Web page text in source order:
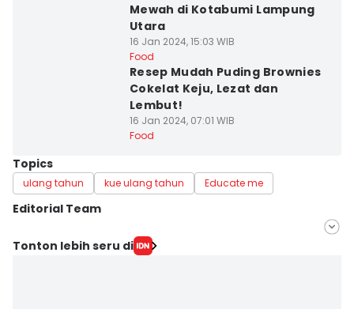
Mewah di Kotabumi Lampung
Utara
16 Jan 2024, 15:03 WIB
Food
Resep Mudah Puding Brownies
Cokelat Keju, Lezat dan
Lembut!
16 Jan 2024, 07:01 WIB
Food
Topics
ulang tahun kue ulang tahun Educate me
Editorial Team
Editor
Tonton lebih seru di